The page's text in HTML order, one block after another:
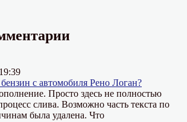
с автомобиля Рено Логан?
Просто здесь не полностью
слива. Возможно часть текста по
была удалена. Что